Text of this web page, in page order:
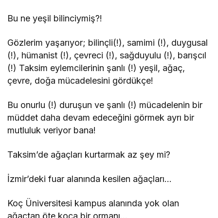
Bu ne yeşil bilinciymiş?!
Gözlerim yaşarıyor; bilinçli(!), samimi (!), duygusal
(!), hümanist (!), çevreci (!), sağduyulu (!), barışcıl
(!) Taksim eylemcilerinin şanlı (!) yeşil, ağaç,
çevre, doğa mücadelesini gördükçe!
Bu onurlu (!) duruşun ve şanlı (!) mücadelenin bir
müddet daha devam edeceğini görmek ayrı bir
mutluluk veriyor bana!
Taksim’de ağaçları kurtarmak az şey mi?
İzmir’deki fuar alanında kesilen ağaçları…
Koç Üniversitesi kampus alanında yok olan
ağaçtan öte koca bir ormanı…